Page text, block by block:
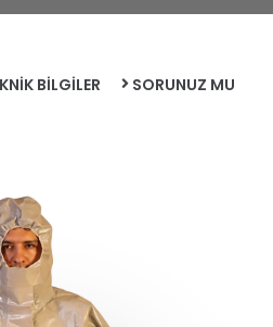
BİLGİLER
SORUNUZ MU